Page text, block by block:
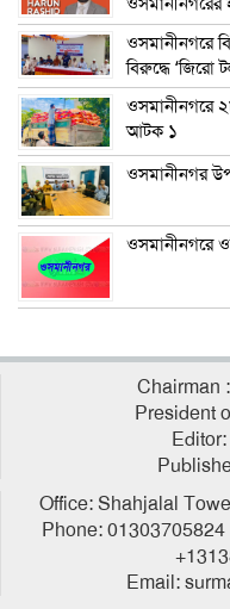
ওসমানীনগরে
বিরুদ্ধে ‘জিরো
ওসমানীনগরে
আটক ১
ওসমানীনগর
ওসমানীনগরে
Chairman
President
Office: Shahjalal
Phone:
Email: